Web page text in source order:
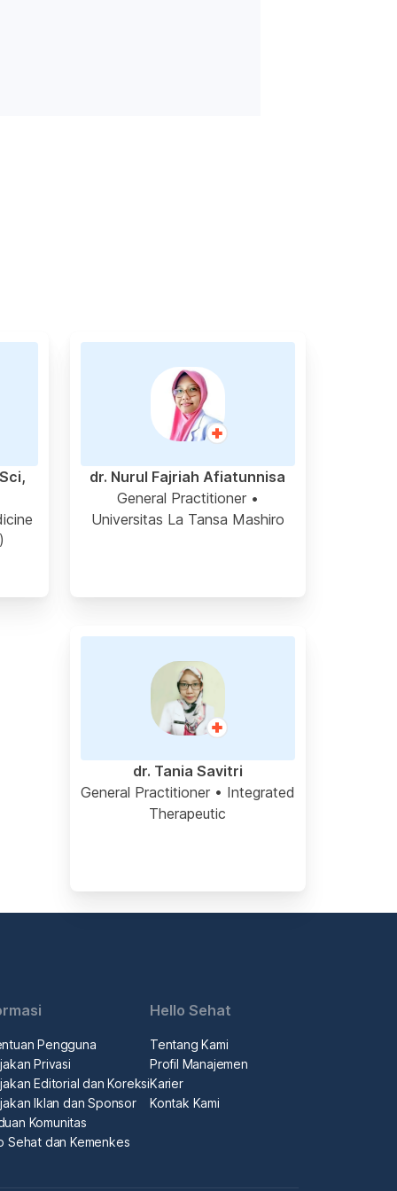
dr. Nurul Fajriah Afiatunnisa
General Practitioner•
Universitas La Tansa Mashiro
dr. Tania Savitri
General Practitioner• Integrated
Therapeutic
Pengguna
Privasi
Editorial dan Koreksi
Iklan dan Sponsor
Komunitas
Sehat dan Kemenkes
Hello Sehat
Tentang Kami
Profil Manajemen
Karier
Kontak Kami